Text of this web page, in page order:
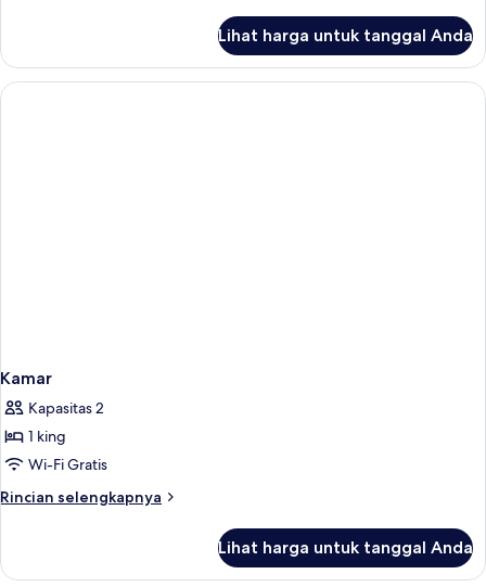
Kamar
Lihat harga untuk tanggal Anda
Kamar
Kapasitas 2
1 king
Wi-Fi Gratis
Rincian selengkapnya
Rincian
Kamar
Lihat harga untuk tanggal Anda